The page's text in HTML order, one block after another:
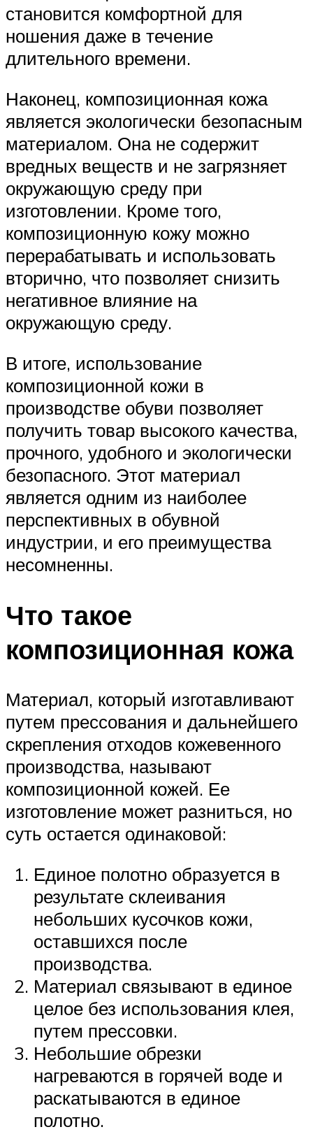
становится комфортной для
ношения даже в течение
длительного времени.
Наконец, композиционная кожа
является экологически безопасным
материалом. Она не содержит
вредных веществ и не загрязняет
окружающую среду при
изготовлении. Кроме того,
композиционную кожу можно
перерабатывать и использовать
вторично, что позволяет снизить
негативное влияние на
окружающую среду.
В итоге, использование
композиционной кожи в
производстве обуви позволяет
получить товар высокого качества,
прочного, удобного и экологически
безопасного. Этот материал
является одним из наиболее
перспективных в обувной
индустрии, и его преимущества
несомненны.
Что такое
композиционная кожа
Материал, который изготавливают
путем прессования и дальнейшего
скрепления отходов кожевенного
производства, называют
композиционной кожей. Ее
изготовление может разниться, но
суть остается одинаковой:
Единое полотно образуется в
результате склеивания
небольших кусочков кожи,
оставшихся после
производства.
Материал связывают в единое
целое без использования клея,
путем прессовки.
Небольшие обрезки
нагреваются в горячей воде и
раскатываются в единое
полотно.